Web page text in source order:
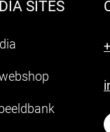
SITES